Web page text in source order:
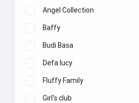
Angel Collection
Baffy
Budi Basa
Defa lucy
Fluffy Family
Girl's club